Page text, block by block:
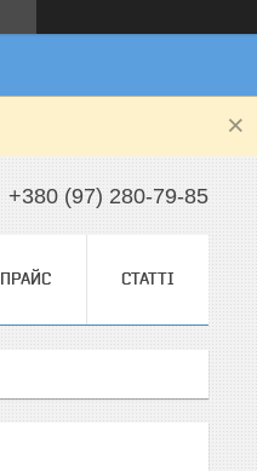
+380 (97) 280-79-85
ПРАЙС СТАТТІ